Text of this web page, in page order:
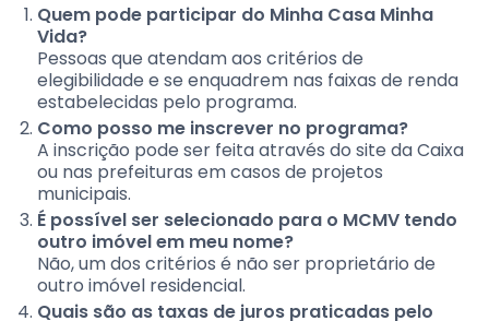
Quem pode participar do Minha Casa Minha
Vida?
Pessoas que atendam aos critérios de
elegibilidade e se enquadrem nas faixas de renda
estabelecidas pelo programa.
Como posso me inscrever no programa?
A inscrição pode ser feita através do site da Caixa
ou nas prefeituras em casos de projetos
municipais.
É possível ser selecionado para o MCMV tendo
outro imóvel em meu nome?
Não, um dos critérios é não ser proprietário de
outro imóvel residencial.
Quais são as taxas de juros praticadas pelo